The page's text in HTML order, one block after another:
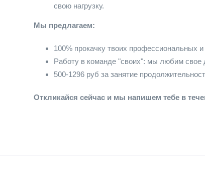
свою нагрузку.
Мы предлагаем:
100% прокачку твоих профессиональных
Работу в команде "своих": мы любим свое
500-1296 руб за занятие
Откликайся сейчас и мы напишем тебе в